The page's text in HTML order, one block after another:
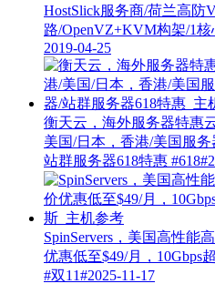
HostSlick服务商/荷兰高防
路/OpenVZ+KVM构架/1
2019-04-25
衡天云，海外服务器特惠
美国/日本，香港/美国服
站群服务器618特惠 #618#
SpinServers，美国高性能
优惠低至$49/月，10Gbps
#双11#2025-11-17